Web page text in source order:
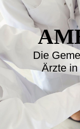
Die
Ärzte